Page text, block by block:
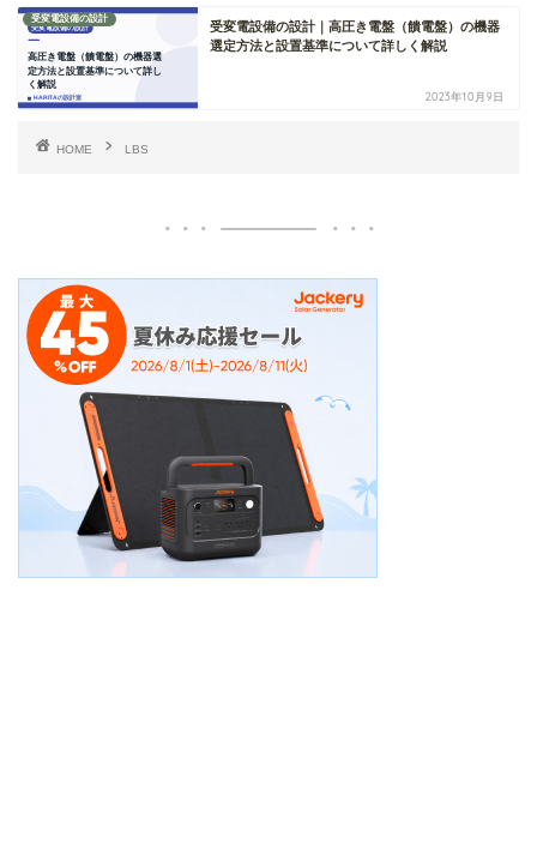
受変電設備の設計
受変電設備の設計｜高圧き電盤（饋電盤）の機器
選定方法と設置基準について詳しく解説
2023年10月9日
HOME LBS